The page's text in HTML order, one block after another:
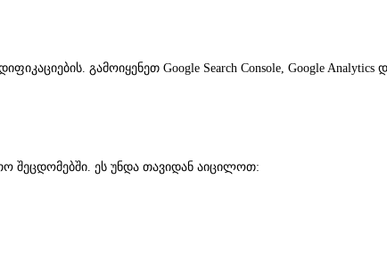
გამოიყენეთ Google Search Console, Google Analytics
შეცდომებში. ეს უნდა თავიდან აიცილოთ: